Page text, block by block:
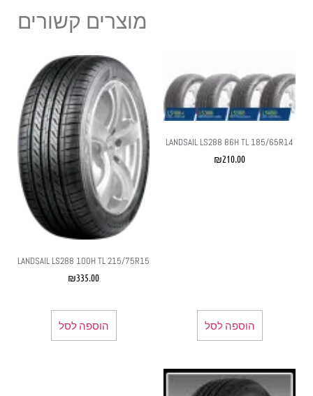
מוצרים קשורים
LANDSAIL LS288 86H TL 185/65R14
₪210.00
הוספה לסל
LANDSAIL LS288 100H TL 215/75R15
₪335.00
הוספה לסל